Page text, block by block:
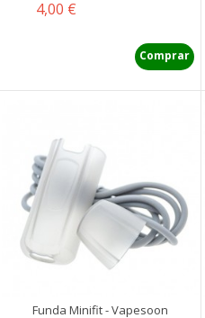
Precio
4,00 €
Comprar
Funda Minifit - Vapesoon